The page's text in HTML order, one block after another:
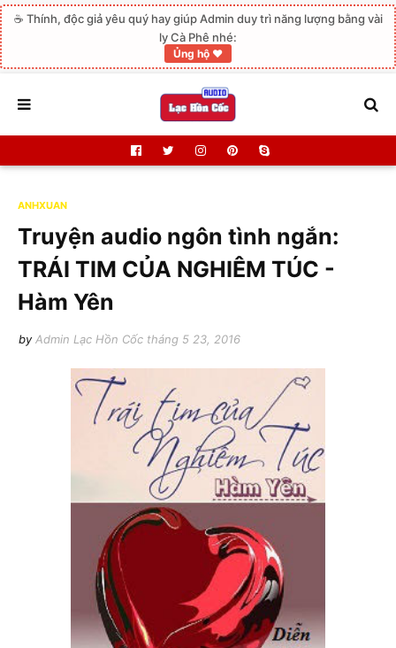
☕ Thính, độc giả yêu quý hay giúp Admin duy trì năng lượng bằng vài
ly Cà Phê nhé:
Ủng hộ ❤️
ANHXUAN
Truyện audio ngôn tình ngắn:
TRÁI TIM CỦA NGHIÊM TÚC -
Hàm Yên
by Admin Lạc Hồn Cốc tháng 5 23, 2016